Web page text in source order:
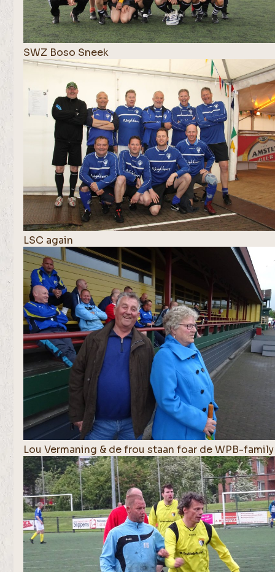
SWZ Boso Sneek
LSC again
Lou Vermaning & de frou staan foar de WPB-